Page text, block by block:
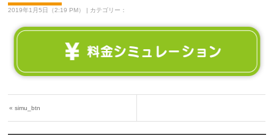
2019年1月5日（2:19 PM） | カテゴリー：
«simu_btn